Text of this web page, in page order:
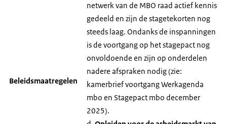
Beleidsmaatregelen
netwerk van de MBO raad actief kennis
gedeeld en zijn de stagetekorten nog
steeds laag. Ondanks de inspanningen
is de voortgang op het stagepact nog
onvoldoende en zijn op onderdelen
nadere afspraken nodig (zie:
kamerbrief voortgang Werkagenda
mbo en Stagepact mbo december
2025).